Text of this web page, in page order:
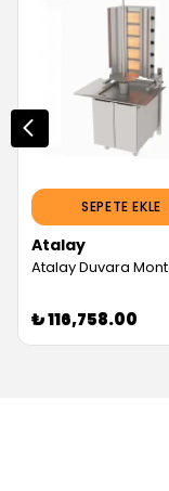
SEPETE EKLE
Atalay
₺ 116,758.00